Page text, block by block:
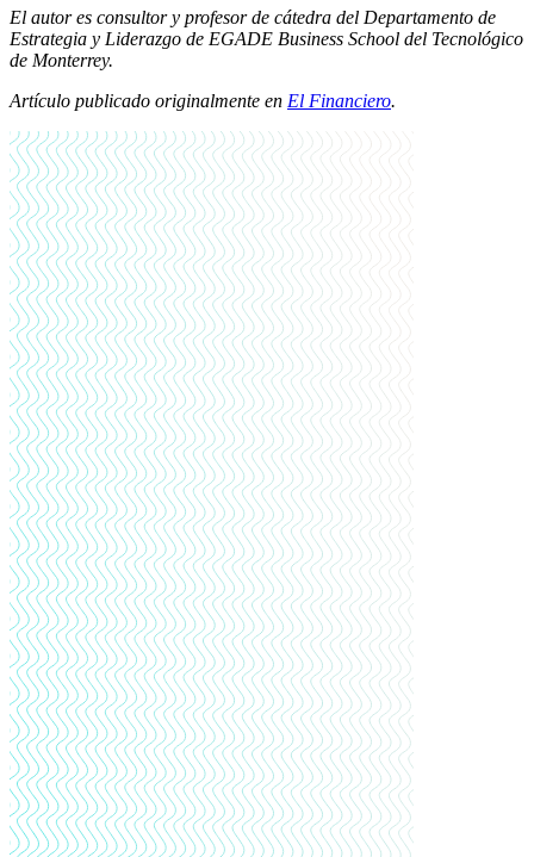
El autor es consultor y profesor de cátedra del Departamento de
Estrategia y Liderazgo de EGADE Business School del Tecnológico
de Monterrey.
Artículo publicado originalmente en El Financiero.